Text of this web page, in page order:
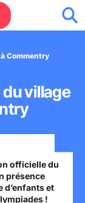
Commentry
village
officielle du
présence
d’enfants et
!